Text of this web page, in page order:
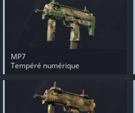
MP7
Tempéré numérique